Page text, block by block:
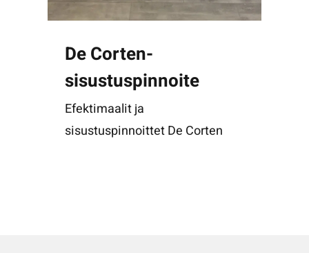
De Corten-
sisustuspinnoite
Efektimaalit ja
sisustuspinnoittet De Corten